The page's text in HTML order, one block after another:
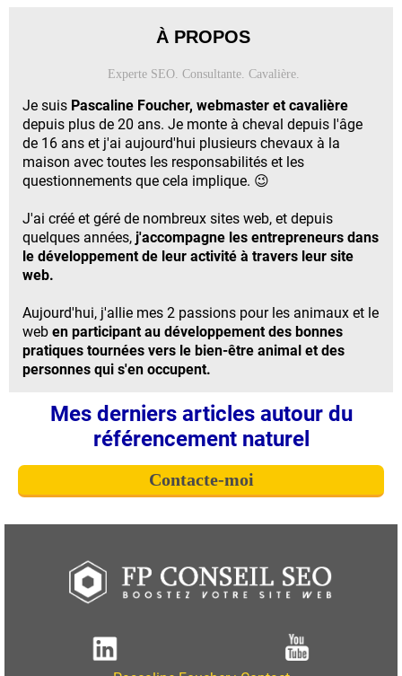
À PROPOS
Experte SEO. Consultante. Cavalière.
Je suis Pascaline Foucher, webmaster et cavalière
depuis plus de 20 ans. Je monte à cheval depuis l'âge
de 16 ans et j'ai aujourd'hui plusieurs chevaux à la
maison avec toutes les responsabilités et les
questionnements que cela implique. 😉
J'ai créé et géré de nombreux sites web, et depuis
quelques années, j'accompagne les entrepreneurs dans
le développement de leur activité à travers leur site
web.
Aujourd'hui, j'allie mes 2 passions pour les animaux et le
web en participant au développement des bonnes
pratiques tournées vers le bien-être animal et des
personnes qui s'en occupent.
Mes derniers articles autour du
référencement naturel
Contacte-moi